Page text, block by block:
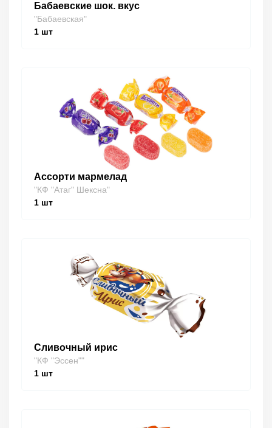
Бабаевские шок. вкус
"Бабаевская"
1 шт
Ассорти мармелад
"КФ "Атаг" Шексна"
1 шт
Сливочный ирис
"КФ "Эссен""
1 шт